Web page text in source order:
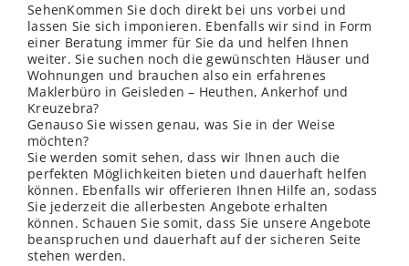
SehenKommen Sie doch direkt bei uns vorbei und
lassen Sie sich imponieren. Ebenfalls wir sind in Form
einer Beratung immer für Sie da und helfen Ihnen
weiter. Sie suchen noch die gewünschten Häuser und
Wohnungen und brauchen also ein erfahrenes
Maklerbüro in Geisleden – Heuthen, Ankerhof und
Kreuzebra?
Genauso Sie wissen genau, was Sie in der Weise
möchten?
Sie werden somit sehen, dass wir Ihnen auch die
perfekten Möglichkeiten bieten und dauerhaft helfen
können. Ebenfalls wir offerieren Ihnen Hilfe an, sodass
Sie jederzeit die allerbesten Angebote erhalten
können. Schauen Sie somit, dass Sie unsere Angebote
beanspruchen und dauerhaft auf der sicheren Seite
stehen werden.